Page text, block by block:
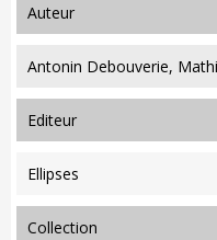
auteur
Antonin Debouverie,
editeur
Ellipses
collection